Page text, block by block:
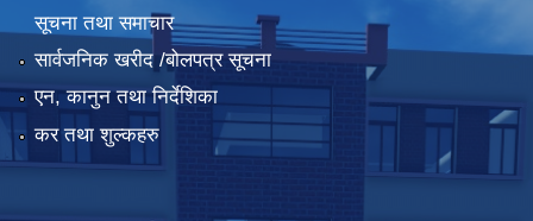
सूचना तथा समाचार
सार्वजनिक खरीद /बोलपत्र सूचना
एन, कानुन तथा निर्देशिका
कर तथा शुल्कहरु